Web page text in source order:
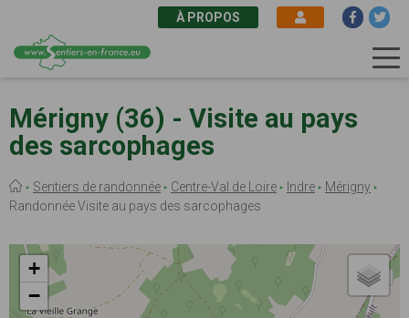
au
contenu
principal
À PROPOS
Mérigny (36) - Visite au pays
des sarcophages
Fil
d'Ariane
Sentiers de randonnée Centre-Val de Loire Indre
Mérigny
Randonnée Visite au pays des sarcophages
+
−